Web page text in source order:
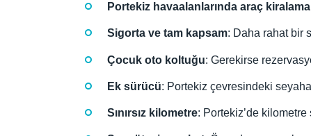
Portekiz havaalanlarında araç kiralama
Sigorta ve tam kapsam: Daha rahat bir
Çocuk oto koltuğu: Gerekirse
Ek sürücü: Portekiz çevresindeki
Sınırsız kilometre: Portekiz’de kilometre